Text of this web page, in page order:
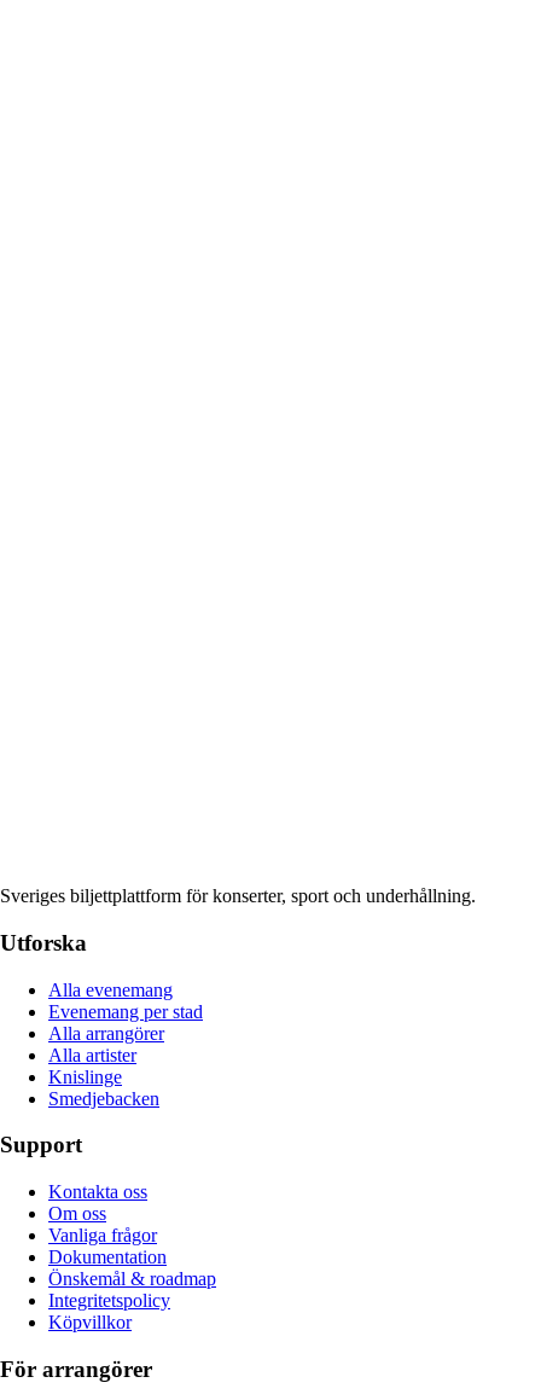
Sveriges biljettplattform för konserter, sport och underhållning.
Utforska
Alla evenemang
Evenemang per stad
Alla arrangörer
Alla artister
Knislinge
Smedjebacken
Support
Kontakta oss
Om oss
Vanliga frågor
Dokumentation
Önskemål & roadmap
Integritetspolicy
Köpvillkor
För arrangörer